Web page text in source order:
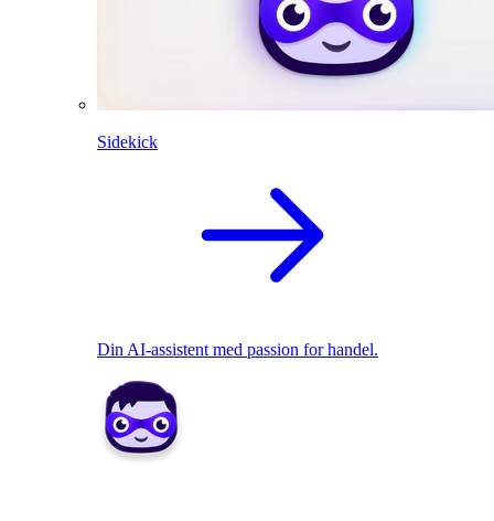
Sidekick
Din AI-assistent med passion for handel.